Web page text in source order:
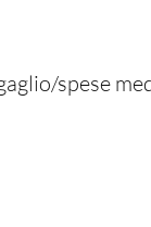
spese